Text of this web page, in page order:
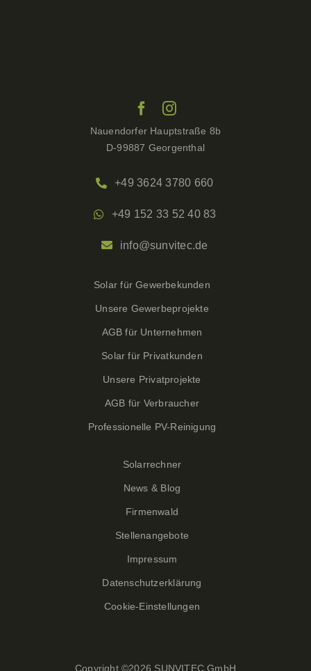
Nauendorfer Hauptstraße 8b
D-99887 Georgenthal
+49 3624 3780 660
+49 152 33 52 40 83
info@sunvitec.de
Solar für Gewerbekunden
Unsere Gewerbeprojekte
AGB für Unternehmen
Solar für Privatkunden
Unsere Privatprojekte
AGB für Verbraucher
Professionelle PV-Reinigung
Solarrechner
News & Blog
Firmenwald
Stellenangebote
Impressum
Datenschutzerklärung
Cookie-Einstellungen
Copyright ©2026 SUNVITEC GmbH